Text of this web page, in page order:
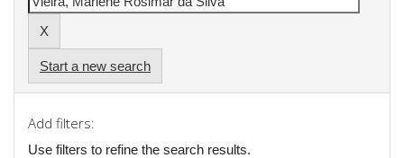
Start a new search
Add filters:
Use filters to refine the search results.